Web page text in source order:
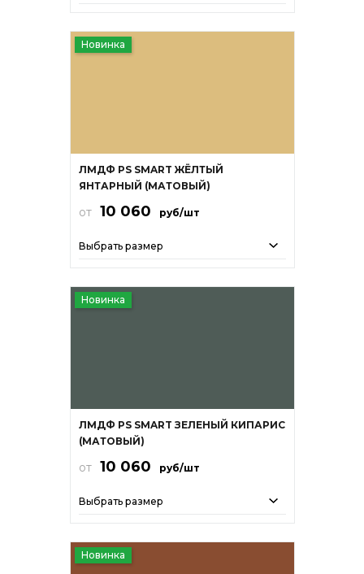
Новинка
ЛМДФ PS SMART ЖЁЛТЫЙ
ЯНТАРНЫЙ (МАТОВЫЙ)
от 10 060 руб/шт
Выбрать размер
Новинка
ЛМДФ PS SMART ЗЕЛЕНЫЙ КИПАРИС
(МАТОВЫЙ)
от 10 060 руб/шт
Выбрать размер
Новинка